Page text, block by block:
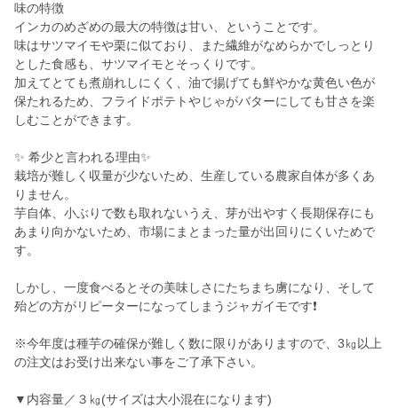
味の特徴
インカのめざめの最大の特徴は甘い、ということです。
味はサツマイモや栗に似ており、また繊維がなめらかでしっとり
とした食感も、サツマイモとそっくりです。
加えてとても煮崩れしにくく、油で揚げても鮮やかな黄色い色が
保たれるため、フライドポテトやじゃがバターにしても甘さを楽
しむことができます。
✨ 希少と言われる理由✨
栽培が難しく収量が少ないため、生産している農家自体が多くあ
りません。
芋自体、小ぶりで数も取れないうえ、芽が出やすく長期保存にも
あまり向かないため、市場にまとまった量が出回りにくいためで
す。
しかし、一度食べるとその美味しさにたちまち虜になり、そして
殆どの方がリピーターになってしまうジャガイモです❗️
※今年度は種芋の確保が難しく数に限りがありますので、3㎏以上
の注文はお受け出来ない事をご了承下さい。
▼内容量／３㎏(サイズは大小混在になります)